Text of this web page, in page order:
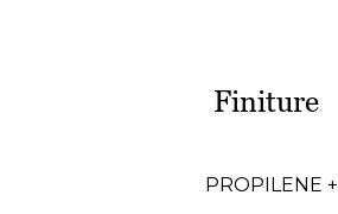
Finiture
PROPILENE +